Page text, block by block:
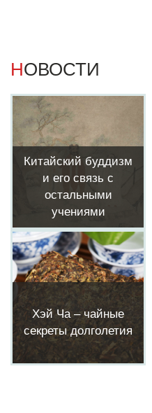
НОВОСТИ
Китайский буддизм
и его связь с
остальными
учениями
Хэй Ча – чайные
секреты долголетия